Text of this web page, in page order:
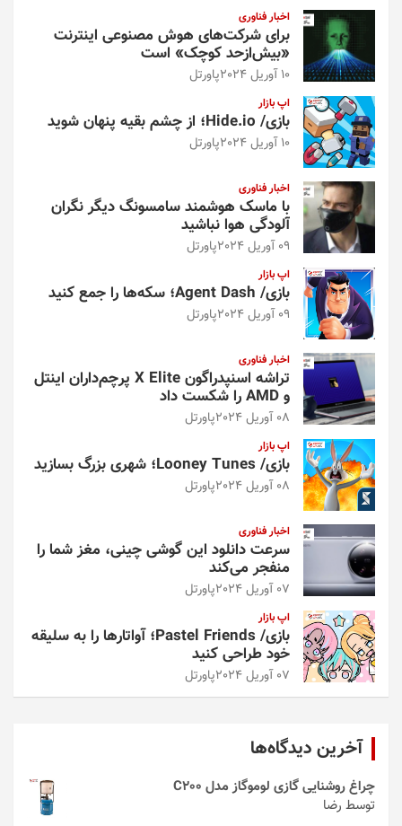
اخبار فناوری
برای شرکت‌های هوش مصنوعی اینترنت
«بیش‌از‌حد کوچک» است
10 آوریل 2024 پاورتل
اپ بازار
بازی/ Hide.io؛ از چشم بقیه پنهان شوید
10 آوریل 2024 پاورتل
اخبار فناوری
با ماسک هوشمند سامسونگ دیگر نگران
آلودگی هوا نباشید
09 آوریل 2024 پاورتل
اپ بازار
بازی/ Agent Dash؛ سکه‌ها را جمع کنید
09 آوریل 2024 پاورتل
اخبار فناوری
تراشه اسنپدراگون X Elite پرچم‌داران اینتل
و AMD را شکست داد
08 آوریل 2024 پاورتل
اپ بازار
بازی/ Looney Tunes؛ شهری بزرگ بسازید
08 آوریل 2024 پاورتل
اخبار فناوری
سرعت دانلود این گوشی چینی، مغز شما را
منفجر می‌کند
07 آوریل 2024 پاورتل
اپ بازار
بازی/ Pastel Friends؛ آواتارها را به سلیقه
خود طراحی کنید
07 آوریل 2024 پاورتل
آخرین دیدگاه‌ها
چراغ روشنایی گازی لوموگاز مدل C200
توسط رضا